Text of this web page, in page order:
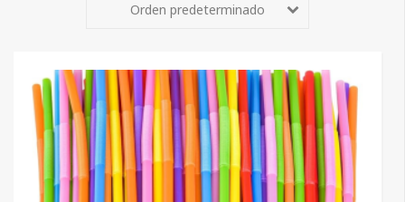
Orden predeterminado